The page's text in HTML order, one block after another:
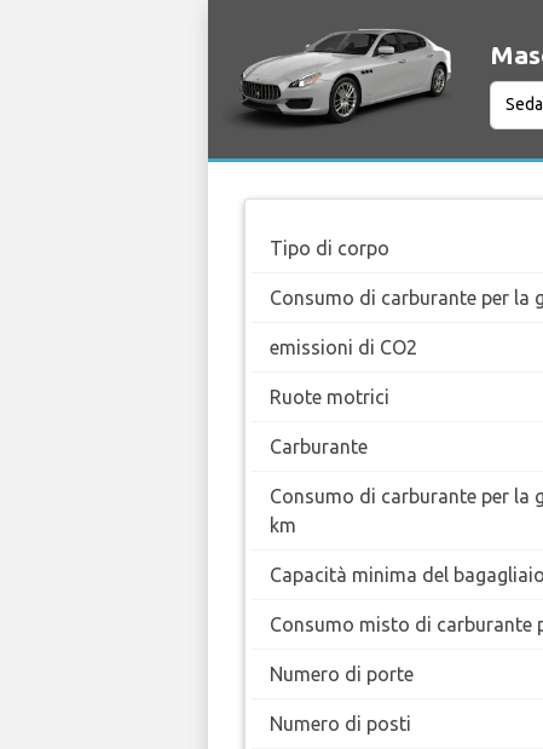
Tipo di corpo
Consumo di carburante per la
emissioni di CO2
Ruote motrici
Carburante
Consumo di carburante per la
km
Capacità minima del bagagliaio
Consumo misto di carburante
Numero di porte
Numero di posti